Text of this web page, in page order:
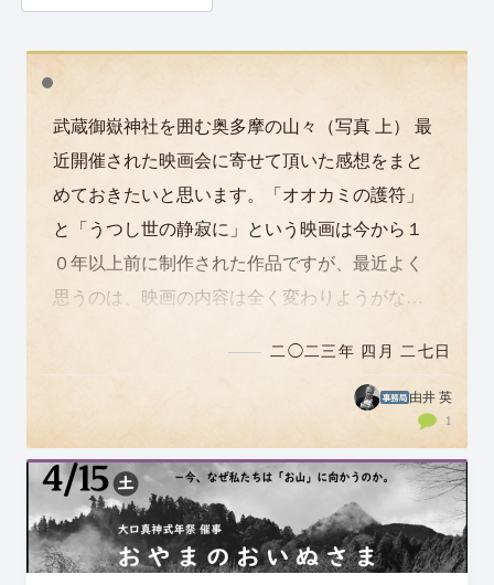
武蔵御嶽神社を囲む奥多摩の山々（写真 上） 最
近開催された映画会に寄せて頂いた感想をまと
めておきたいと思います。「オオカミの護符」
と「うつし世の静寂に」という映画は今から１
０年以上前に制作された作品ですが、最近よく
思うのは、映画の内容は全く変わりようがない
二◯二三年 四月 二七日
由井 英
1